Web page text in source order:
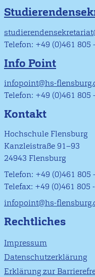
Telefon: +49 (0)461 805
Info Point
infopoint@hs-
Telefon: +49 (0)461 805
Kontakt
Hochschule Flensburg
Kanzleistraße 91–93
24943 Flensburg
Telefon: +49 (0)461 805
Telefax: +49 (0)461 805
infopoint@hs-
Rechtliches
Impressum
Datenschutzerklärung
Erklärung zur